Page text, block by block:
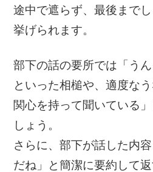
途中で遮らず、最後まで
挙げられます。
部下の話の要所では「うん
といった相槌や、適度な
関心を持って聞いている
しょう。
さらに、部下が話した内
だね」と簡潔に要約して